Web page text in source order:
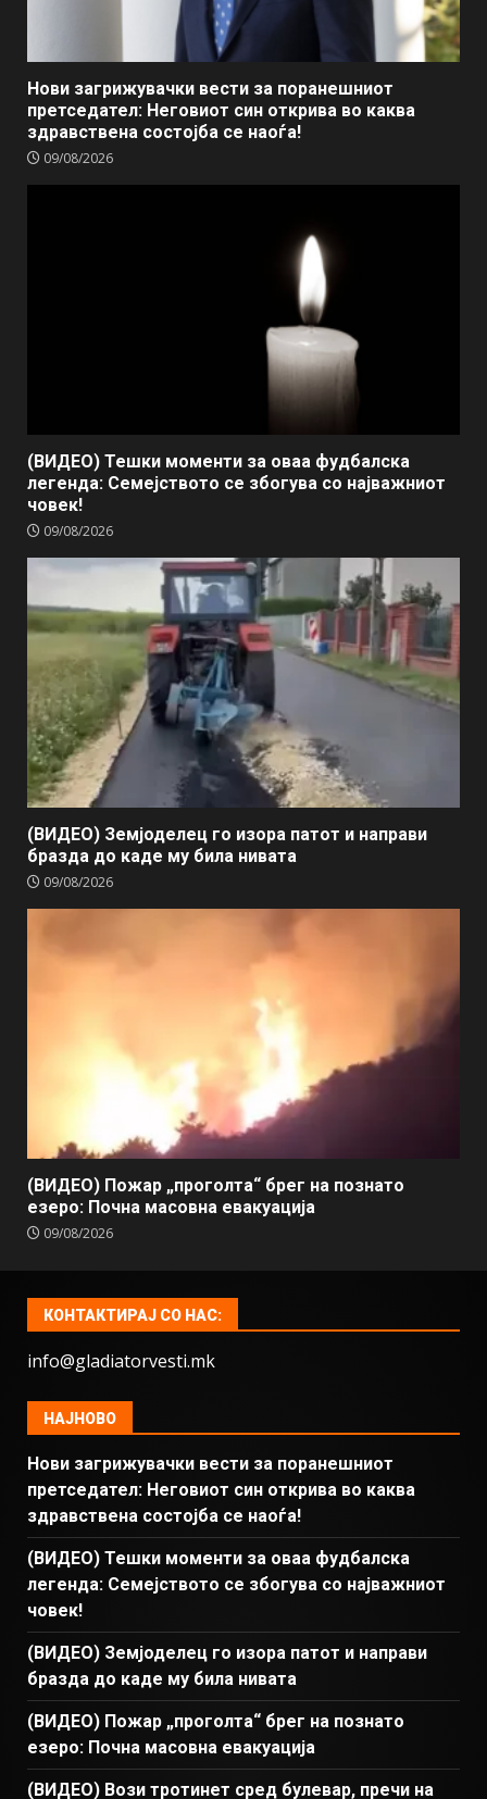
Нови загрижувачки вести за поранешниот
претседател: Неговиот син открива во каква
здравствена состојба се наоѓа!
09/08/2026
(ВИДЕО) Тешки моменти за оваа фудбалска
легенда: Семејството се збогува со најважниот
човек!
09/08/2026
(ВИДЕО) Земјоделец го изора патот и направи
бразда до каде му била нивата
09/08/2026
(ВИДЕО) Пожар „проголта“ брег на познато
езеро: Почна масовна евакуација
09/08/2026
КОНТАКТИРАЈ СО НАС:
info@gladiatorvesti.mk
НАЈНОВО
Нови загрижувачки вести за поранешниот
претседател: Неговиот син открива во каква
здравствена состојба се наоѓа!
(ВИДЕО) Тешки моменти за оваа фудбалска
легенда: Семејството се збогува со најважниот
човек!
(ВИДЕО) Земјоделец го изора патот и направи
бразда до каде му била нивата
(ВИДЕО) Пожар „проголта“ брег на познато
езеро: Почна масовна евакуација
(ВИДЕО) Вози тротинет сред булевар, пречи на